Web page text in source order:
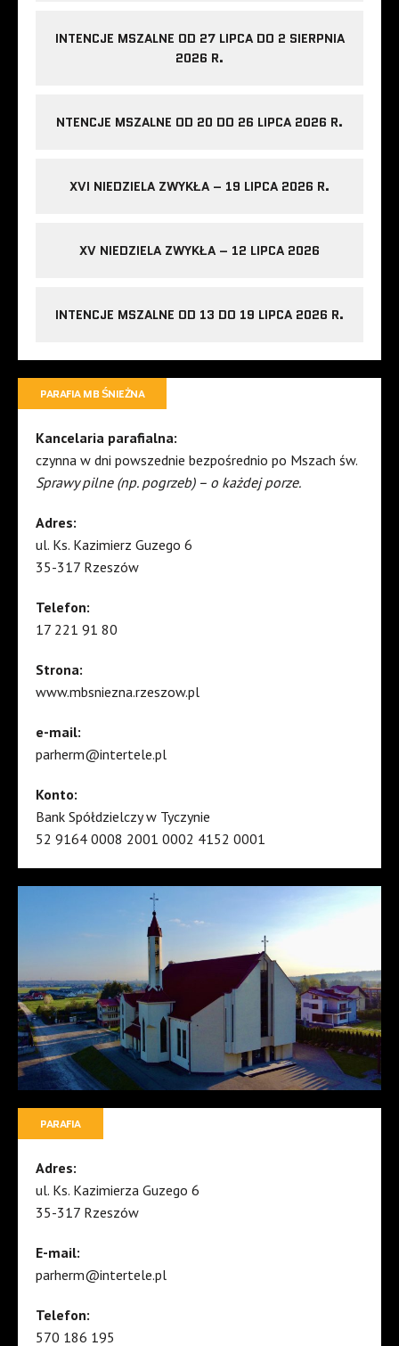
INTENCJE MSZALNE OD 27 LIPCA DO 2 SIERPNIA
2026 R.
NTENCJE MSZALNE OD 20 DO 26 LIPCA 2026 R.
XVI NIEDZIELA ZWYKŁA – 19 LIPCA 2026 R.
XV NIEDZIELA ZWYKŁA – 12 LIPCA 2026
INTENCJE MSZALNE OD 13 DO 19 LIPCA 2026 R.
PARAFIA MB ŚNIEŻNA
Kancelaria parafialna:
czynna w dni powszednie bezpośrednio po Mszach św.
Sprawy pilne (np. pogrzeb) – o każdej porze.
Adres:
ul. Ks. Kazimierz Guzego 6
35-317 Rzeszów
Telefon:
17 221 91 80
Strona:
www.mbsniezna.rzeszow.pl
e-mail:
parherm@intertele.pl
Konto:
Bank Spółdzielczy w Tyczynie
52 9164 0008 2001 0002 4152 0001
PARAFIA
Adres:
ul. Ks. Kazimierza Guzego 6
35-317 Rzeszów
E-mail:
parherm@intertele.pl
Telefon:
570 186 195